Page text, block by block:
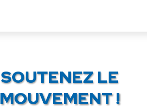
SOUTENEZ LE
MOUVEMENT !